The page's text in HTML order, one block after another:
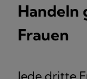
Handeln
Frauen
Jede dritte